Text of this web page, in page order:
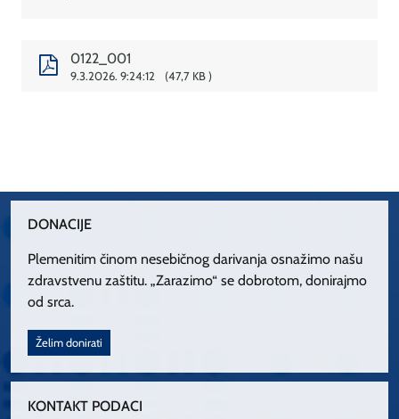
0122_001
9.3.2026. 9:24:12 47,7 KB
DONACIJE
Plemenitim činom nesebičnog darivanja osnažimo našu
zdravstvenu zaštitu. „Zarazimo“ se dobrotom, donirajmo
od srca.
Želim donirati
KONTAKT PODACI